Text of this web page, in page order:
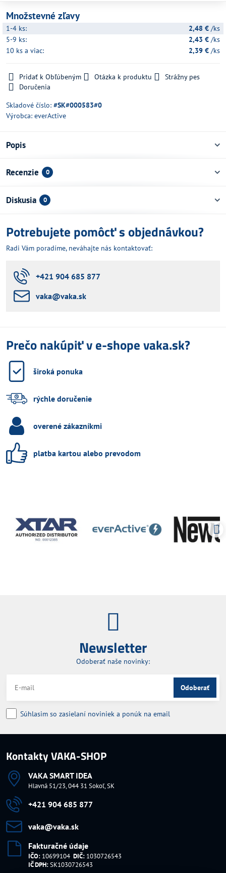
Množstevné zľavy
1-4 ks: 2,48 € /ks
5-9 ks: 2,43 € /ks
10 ks a viac: 2,39 € /ks
Pridať k Obľúbeným Otázka k produktu
Strážny pes
Doručenia
Skladové číslo: #SK#000583#0
Výrobca: everActive
Popis
Recenzie 0
Diskusia 0
Potrebujete pomôcť s objednávkou?
Radi Vám poradíme, neváhajte nás kontaktovať:
+421 904 685 877
vaka​@vaka​.sk
Prečo nakúpiť v e-shope vaka.sk?
široká ponuka
rýchle doručenie
overené zákazníkmi
platba kartou alebo prevodom
Newsletter
Odoberať naše novinky:
Odoberať
Súhlasim so zasielaní noviniek a ponúk na email
Kontakty VAKA-SHOP
VAKA SMART IDEA
Hlavná 51/23, 044 31 Sokoľ, SK
+421 904 685 877
vaka​@vaka​.sk
Fakturačné údaje
IČO: 10699104 DIČ: 1030726543
IČ DPH:SK1030726543